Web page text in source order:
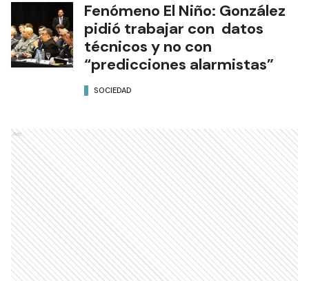
Fenómeno El Niño: González
pidió trabajar con datos
técnicos y no con
“predicciones alarmistas”
SOCIEDAD
Ads